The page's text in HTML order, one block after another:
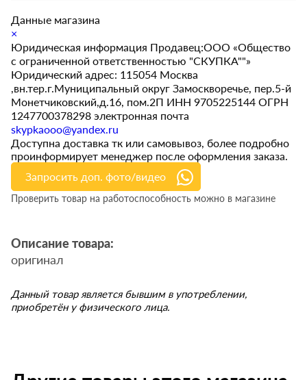
Данные магазина
×
Юридическая информация Продавец:ООО «Общество
с ограниченной ответственностью "СКУПКА""»
Юридический адрес: 115054 Москва
,вн.тер.г.Муниципальный округ Замоскворечье, пер.5-й
Монетчиковский,д.16, пом.2П ИНН 9705225144 ОГРН
1247700378298 электронная почта
skypkaooo@yandex.ru
Доступна доставка тк или самовывоз, более подробно
проинформирует менеджер после оформления заказа.
Запросить доп. фото/видео
Проверить товар на работоспособность можно в магазине
Описание товара:
оригинал
Данный товар является бывшим в употреблении,
приобретён у физического лица.